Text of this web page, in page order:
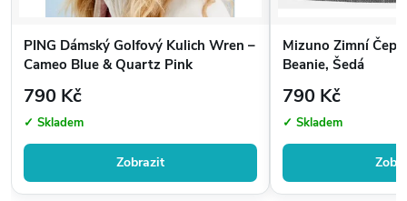
PING Dámský Golfový Kulich Wren –
Cameo Blue & Quartz Pink
790 Kč
✓ Skladem
Zobrazit
Mizuno Zimní
Beanie, Šedá
790 Kč
✓ Skladem